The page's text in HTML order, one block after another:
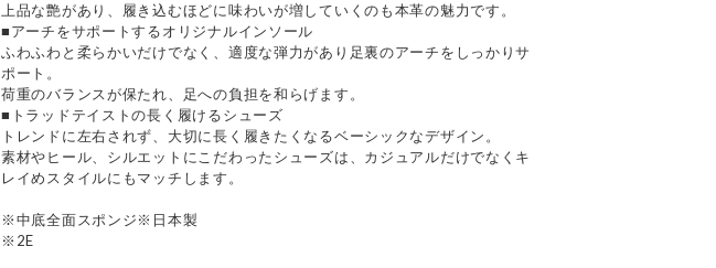
上品な艶があり、履き込むほどに味わいが増していくのも本革の魅力です。
■アーチをサポートするオリジナルインソール
ふわふわと柔らかいだけでなく、適度な弾力があり足裏のアーチをしっかりサ
ポート。
荷重のバランスが保たれ、足への負担を和らげます。
■トラッドテイストの長く履けるシューズ
トレンドに左右されず、大切に長く履きたくなるベーシックなデザイン。
素材やヒール、シルエットにこだわったシューズは、カジュアルだけでなくキ
レイめスタイルにもマッチします。
※中底全面スポンジ※日本製
※2E